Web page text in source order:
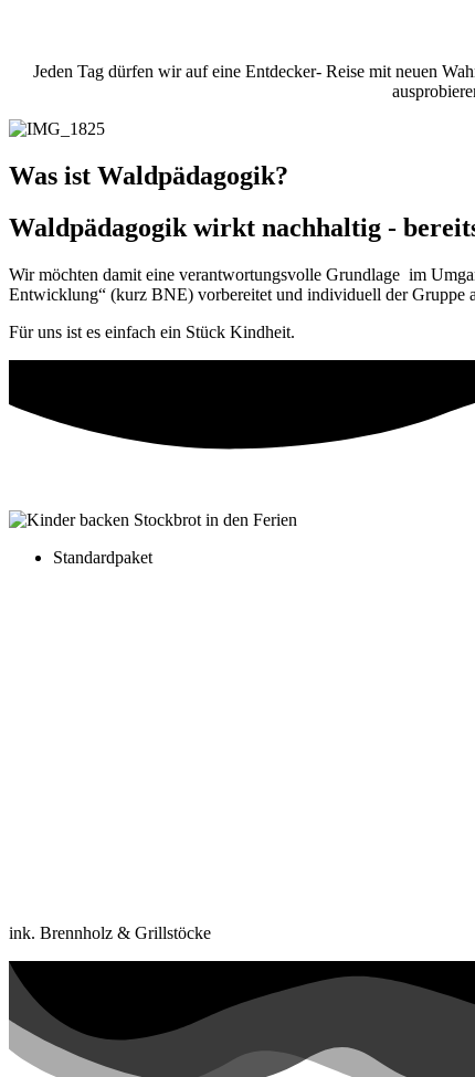
Jeden Tag dürfen wir auf eine Entdecker- Reise mit neuen
Was ist Waldpädagogik?
Waldpädagogik wirkt nachhaltig -
Wir möchten damit eine verantwortungsvolle Grundlage im
Entwicklung“ (kurz BNE) vorbereitet und individuell der Gruppe
Für uns ist es einfach ein Stück Kindheit.
Standardpaket
ink. Brennholz & Grillstöcke